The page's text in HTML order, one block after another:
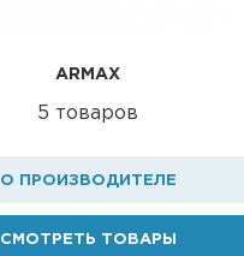
ARMAX
5 товаров
О ПРОИЗВОДИТЕЛЕ
СМОТРЕТЬ ТОВАРЫ